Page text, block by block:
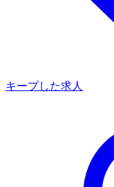
キープした求人